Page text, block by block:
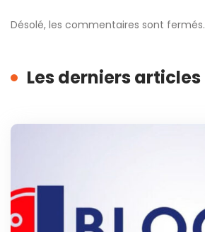
Désolé, les commentaires sont fermés.
Les derniers articles